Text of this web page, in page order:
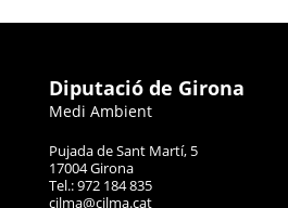
Diputació de Girona
Medi Ambient
Pujada de Sant Martí, 5
17004 Girona
Tel.: 972 184 835
cilma@cilma.cat